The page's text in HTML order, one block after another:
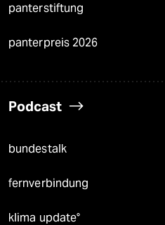
panterstiftung
panterpreis 2026
Podcast
bundestalk
fernverbindung
klima update°